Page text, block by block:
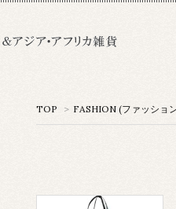
TOP > FASHION (ファッショ